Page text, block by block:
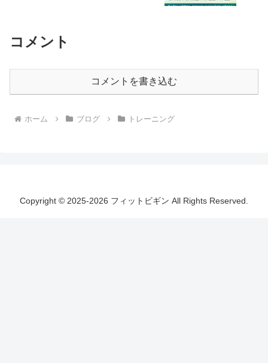
コメント
コメントを書き込む
ホーム ブログ トレーニング
Copyright © 2025-2026 フィットビギン All Rights Reserved.